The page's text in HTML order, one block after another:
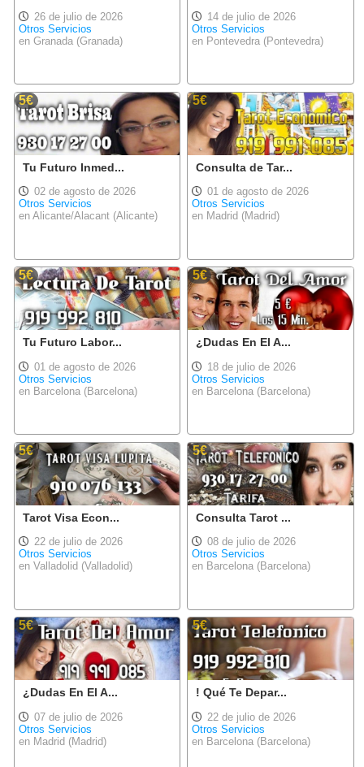
26 de julio de 2026
Otros Servicios
en Granada (Granada)
14 de julio de 2026
Otros Servicios
en Pontevedra (Pontevedra)
5€
Tu Futuro Inmed...
02 de agosto de 2026
Otros Servicios
en Alicante/Alacant (Alicante)
5€
Consulta de Tar...
01 de agosto de 2026
Otros Servicios
en Madrid (Madrid)
5€
Tu Futuro Labor...
01 de agosto de 2026
Otros Servicios
en Barcelona (Barcelona)
5€
¿Dudas En El A...
18 de julio de 2026
Otros Servicios
en Barcelona (Barcelona)
5€
Tarot Visa Econ...
22 de julio de 2026
Otros Servicios
en Valladolid (Valladolid)
5€
Consulta Tarot ...
08 de julio de 2026
Otros Servicios
en Barcelona (Barcelona)
5€
¿Dudas En El A...
07 de julio de 2026
Otros Servicios
en Madrid (Madrid)
5€
! Qué Te Depar...
22 de julio de 2026
Otros Servicios
en Barcelona (Barcelona)